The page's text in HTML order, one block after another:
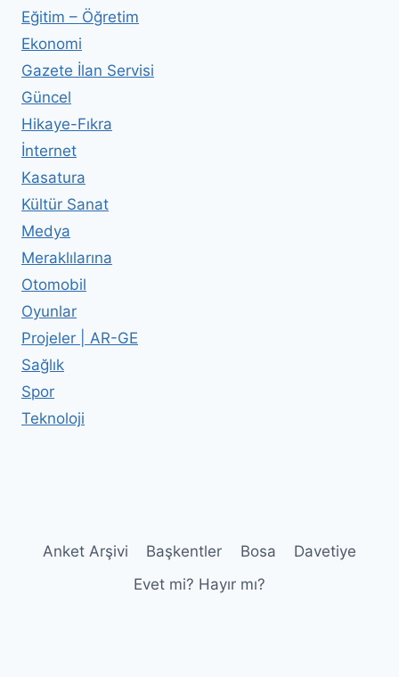
Eğitim – Öğretim
Ekonomi
Gazete İlan Servisi
Güncel
Hikaye-Fıkra
İnternet
Kasatura
Kültür Sanat
Medya
Meraklılarına
Otomobil
Oyunlar
Projeler | AR-GE
Sağlık
Spor
Teknoloji
Anket Arşivi Başkentler Bosa
Davetiye
Evet mi? Hayır mı?